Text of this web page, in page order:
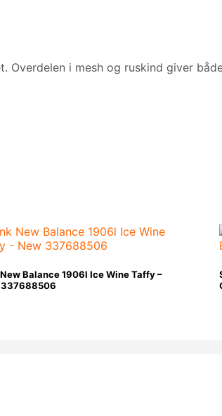
i mesh og ruskind giver
Balance 1906l Ice Wine Taffy –
337688506